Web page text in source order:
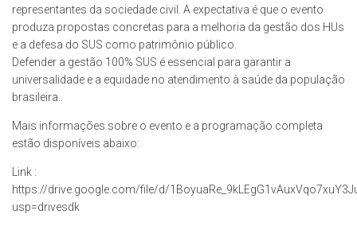
representantes da sociedade civil. A expectativa é que o evento
produza propostas concretas para a melhoria da gestão dos HUs
e a defesa do SUS como patrimônio público.
Defender a gestão 100% SUS é essencial para garantir a
universalidade e a equidade no atendimento à saúde da população
brasileira..
Mais informações sobre o evento e a programação completa
estão disponíveis abaixo:
Link :
https://drive.google.com/file/d/
usp=drivesdk